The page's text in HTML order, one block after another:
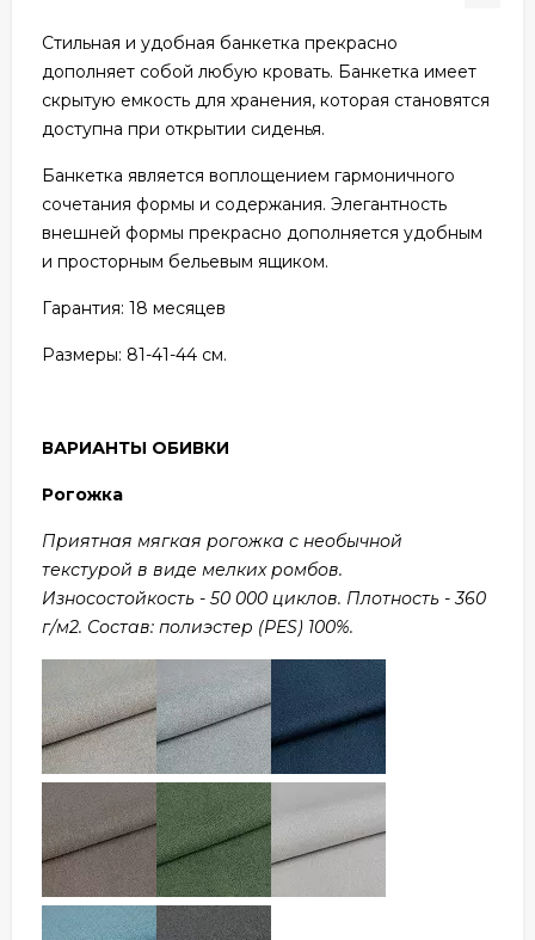
Стильная и удобная банкетка прекрасно
дополняет собой любую кровать. Банкетка имеет
скрытую емкость для хранения, которая становятся
доступна при открытии сиденья.
Банкетка является воплощением гармоничного
сочетания формы и содержания. Элегантность
внешней формы прекрасно дополняется удобным
и просторным бельевым ящиком.
Гарантия: 18 месяцев
Размеры: 81-41-44 см.
ВАРИАНТЫ ОБИВКИ
Рогожка
Приятная мягкая рогожка с необычной
текстурой в виде мелких ромбов.
Износостойкость - 50 000 циклов. Плотность - 360
г/м2. Состав: полиэстер (PES) 100%.